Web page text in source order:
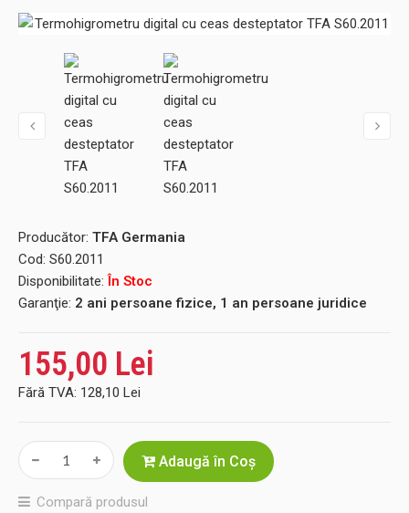
Producător: TFA Germania
Cod: S60.2011
Disponibilitate: În Stoc
Garanţie: 2 ani persoane fizice, 1 an persoane juridice
155,00 Lei
Fără TVA: 128,10 Lei
Adaugă în Coş
Compară produsul